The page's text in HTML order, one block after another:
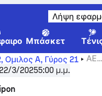
Λήψη
Μπάσκετ
Ομιλος A, Γύρος 21
ΑΕ
σκορ,
και πρόβλεψη
22/3/20255:00 μ.μ.